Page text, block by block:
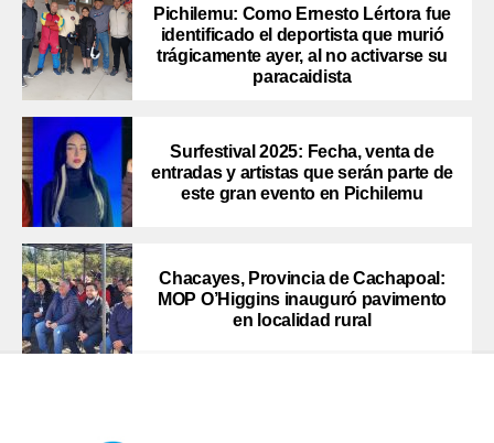
Pichilemu: Como Ernesto Lértora fue
identificado el deportista que murió
trágicamente ayer, al no activarse su
paracaidista
Surfestival 2025: Fecha, venta de
entradas y artistas que serán parte de
este gran evento en Pichilemu
Chacayes, Provincia de Cachapoal:
MOP O’Higgins inauguró pavimento
en localidad rural